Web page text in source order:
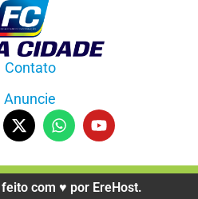
Contato
Anuncie
com ♥️ por EreHost.